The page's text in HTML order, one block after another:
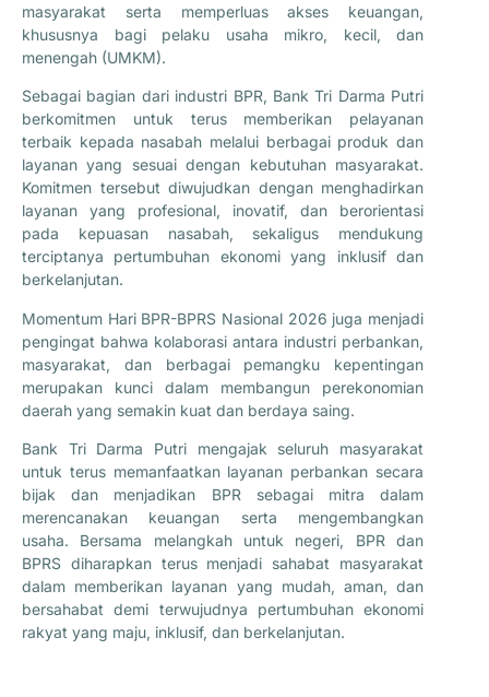
masyarakat serta memperluas akses keuangan,
khususnya bagi pelaku usaha mikro, kecil, dan
menengah (UMKM).
Sebagai bagian dari industri BPR, Bank Tri Darma Putri
berkomitmen untuk terus memberikan pelayanan
terbaik kepada nasabah melalui berbagai produk dan
layanan yang sesuai dengan kebutuhan masyarakat.
Komitmen tersebut diwujudkan dengan menghadirkan
layanan yang profesional, inovatif, dan berorientasi
pada kepuasan nasabah, sekaligus mendukung
terciptanya pertumbuhan ekonomi yang inklusif dan
berkelanjutan.
Momentum Hari BPR-BPRS Nasional 2026 juga menjadi
pengingat bahwa kolaborasi antara industri perbankan,
masyarakat, dan berbagai pemangku kepentingan
merupakan kunci dalam membangun perekonomian
daerah yang semakin kuat dan berdaya saing.
Bank Tri Darma Putri mengajak seluruh masyarakat
untuk terus memanfaatkan layanan perbankan secara
bijak dan menjadikan BPR sebagai mitra dalam
merencanakan keuangan serta mengembangkan
usaha. Bersama melangkah untuk negeri, BPR dan
BPRS diharapkan terus menjadi sahabat masyarakat
dalam memberikan layanan yang mudah, aman, dan
bersahabat demi terwujudnya pertumbuhan ekonomi
rakyat yang maju, inklusif, dan berkelanjutan.